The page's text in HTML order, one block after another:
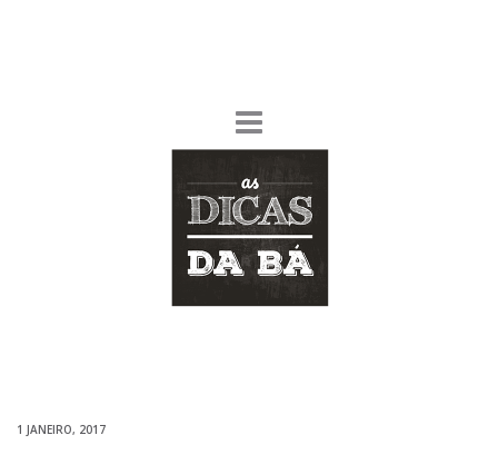
1 JANEIRO, 2017